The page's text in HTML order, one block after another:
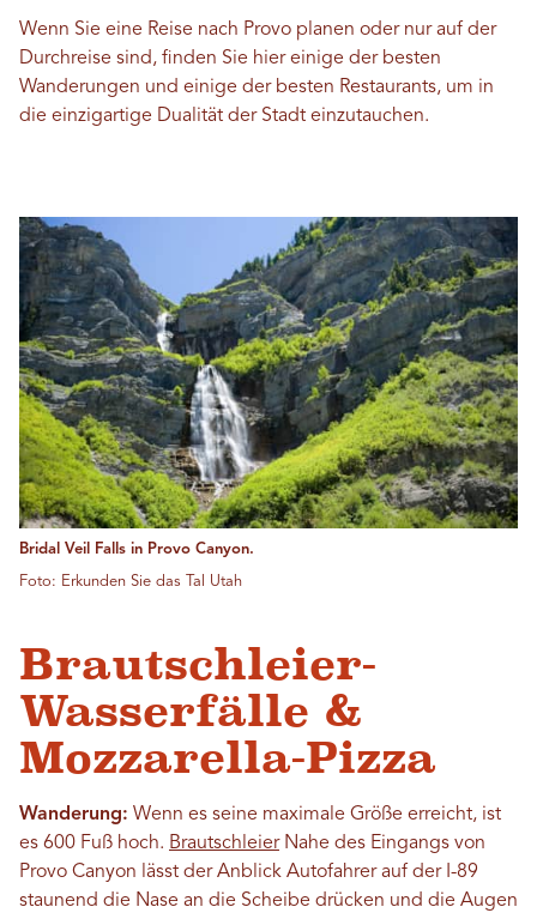
Wenn Sie eine Reise nach Provo planen oder nur auf der
Durchreise sind, finden Sie hier einige der besten
Wanderungen und einige der besten Restaurants, um in
die einzigartige Dualität der Stadt einzutauchen.
Bridal Veil Falls in Provo Canyon.
Foto: Erkunden Sie das Tal Utah
Brautschleier-
Wasserfälle &
Mozzarella-Pizza
Wanderung: Wenn es seine maximale Größe erreicht, ist
es 600 Fuß hoch. BrautschleierNahe des Eingangs von
Provo Canyon lässt der Anblick Autofahrer auf der I-89
staunend die Nase an die Scheibe drücken und die Augen